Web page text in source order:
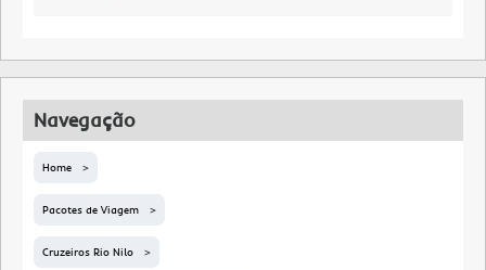
Navegação
Home
Pacotes de Viagem
Cruzeiros Rio Nilo